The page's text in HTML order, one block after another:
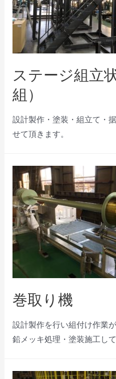
ステージ組立
組）
設計製作・塗装・組立て・
せて頂きます。
巻取り機
設計製作を行い組付け作業
鉛メッキ処理・塗装施工して